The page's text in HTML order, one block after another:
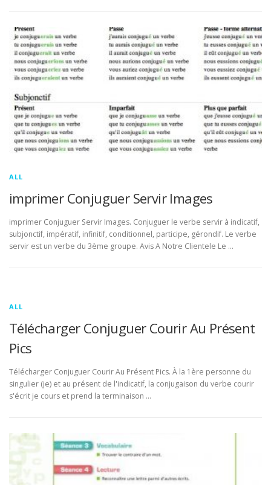
ALL
imprimer Conjuguer Servir Images
imprimer Conjuguer Servir Images. Conjuguer le verbe servir à indicatif,
subjonctif, impératif, infinitif, conditionnel, participe, gérondif. Le verbe
servir est un verbe du 3ème groupe. Avis A Notre Clientele Le …
ALL
Télécharger Conjuguer Courir Au Présent
Pics
Télécharger Conjuguer Courir Au Présent Pics. À la 1ère personne du
singulier (je) et au présent de l'indicatif, la conjugaison du verbe courir
s'écrit je cours et prend la terminaison …